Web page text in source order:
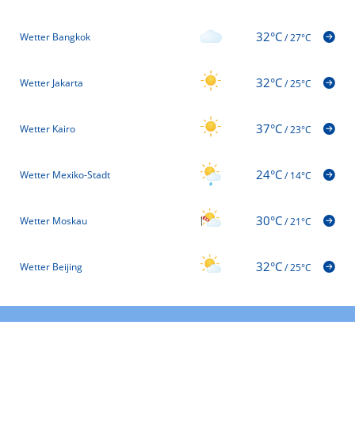
Wetter Bangkok 32°C/27°C
Wetter Jakarta 32°C/25°C
Wetter Kairo 37°C/23°C
Wetter Mexiko-Stadt 24°C/14°C
Wetter Moskau 30°C/21°C
Wetter Beijing 32°C/25°C